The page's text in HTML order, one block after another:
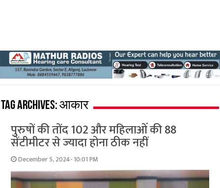
Tag Archives:आकार
पुरुषों की तोंद 102 और महिलाओं की 88
सेंटीमीटर से ज्यादा होना ठीक नहीं
December 5, 2024- 10:01 PM